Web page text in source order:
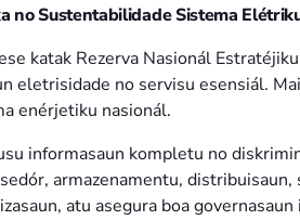
no Sustentabilidade Sistema
katak Rezerva Nasionál
eletrisidade no servisu esensiál.
enérjetiku nasionál.
informasaun kompletu no
armazenamentu,
atu asegura boa